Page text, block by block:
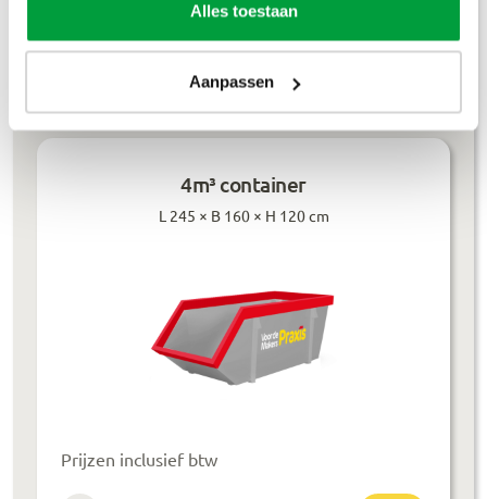
Alles toestaan
Aanpassen
Grondafval €364,-
4m³ container
L 245 × B 160 × H 120 cm
Prijzen inclusief btw